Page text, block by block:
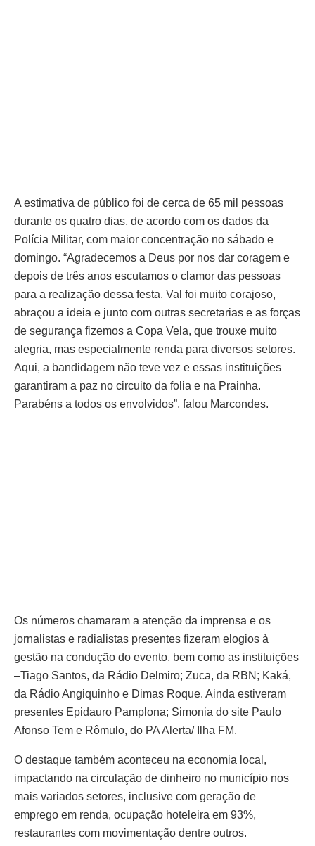
A estimativa de público foi de cerca de 65 mil pessoas
durante os quatro dias, de acordo com os dados da
Polícia Militar, com maior concentração no sábado e
domingo. “Agradecemos a Deus por nos dar coragem e
depois de três anos escutamos o clamor das pessoas
para a realização dessa festa. Val foi muito corajoso,
abraçou a ideia e junto com outras secretarias e as forças
de segurança fizemos a Copa Vela, que trouxe muito
alegria, mas especialmente renda para diversos setores.
Aqui, a bandidagem não teve vez e essas instituições
garantiram a paz no circuito da folia e na Prainha.
Parabéns a todos os envolvidos”, falou Marcondes.
Os números chamaram a atenção da imprensa e os
jornalistas e radialistas presentes fizeram elogios à
gestão na condução do evento, bem como as instituições
–Tiago Santos, da Rádio Delmiro; Zuca, da RBN; Kaká,
da Rádio Angiquinho e Dimas Roque. Ainda estiveram
presentes Epidauro Pamplona; Simonia do site Paulo
Afonso Tem e Rômulo, do PA Alerta/ Ilha FM.
O destaque também aconteceu na economia local,
impactando na circulação de dinheiro no município nos
mais variados setores, inclusive com geração de
emprego em renda, ocupação hoteleira em 93%,
restaurantes com movimentação dentre outros.